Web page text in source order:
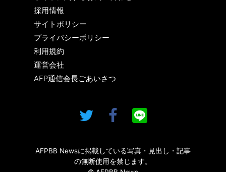
採用情報
サイトポリシー
プライバシーポリシー
利用規約
運営会社
AFP通信会長ごあいさつ
AFPBB Newsに掲載している写真・見出し・記事
の無断使用を禁じます。